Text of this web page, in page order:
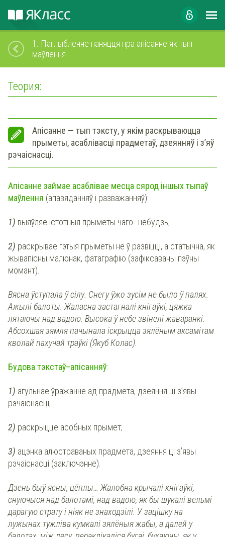
1.
Паглыбленне паняцця пра апісанне як тып
маўлення
Теория:
Апісанне — тып тэксту, у якім раскрываюцца
прыметы, асаблівасці прадметаў, дзеянняў і з’яў
рэчаіснасці.
Апісанне займае асаблівае месца сярод іншых тыпаў
маўлення (апавяданняў і разважанняў):
1) выяўляе істотныя прыметы чаго–небудзь;
2) раскрывае гэтыя прыметы не ў развіцці, а статычна, як
жывапісны малюнак, фатаграфію (зафіксаваны пэўны
момант).
Вясна ўступала ў сілу. Снегу ўжо зусім не было ў палях.
Ажылі балоты. Жаласна застагналі кнігаўкі, цяжка
лятаючы над вадою. Высока ў небе звінелі жаваранкі.
Абсохшая зямля пачынала іскрыцца зялёным аксамітам
кволай пахучай траўкі (Якуб Колас).
Будова тэкстаў–апісанняў:
1) агульнае ўражанне ад прадмета, дзеяння ці з’явы
рэчаіснасці;
2) раскрыццё асобных прымет;
3) ацэнка алюстраваных прадмета, дзеяння ці з’явы
рэчаіснасці (заключэнне).
Дзень быў ясны, цёплы… Жалобна крычалі кнігаўкі,
снуючыся над балотамі, над вадою, як бы шукалі вельмі
дарагую страту і ніяк не знаходзілі. У зацішку на
лужынах тужліва кумкалі зялёныя жабы, а далей у